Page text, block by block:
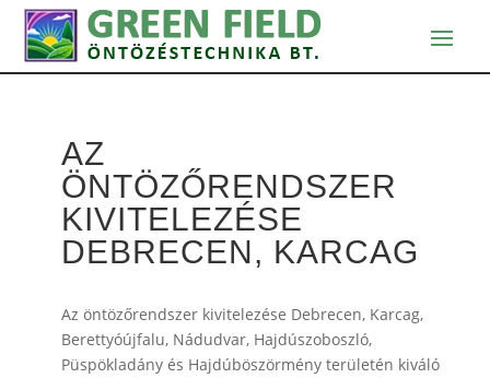
AZ
ÖNTÖZŐRENDSZER
KIVITELEZÉSE
DEBRECEN, KARCAG
Az öntözőrendszer kivitelezése Debrecen, Karcag,
Berettyóújfalu, Nádudvar, Hajdúszoboszló,
Püspökladány és Hajdúböszörmény területén kiváló